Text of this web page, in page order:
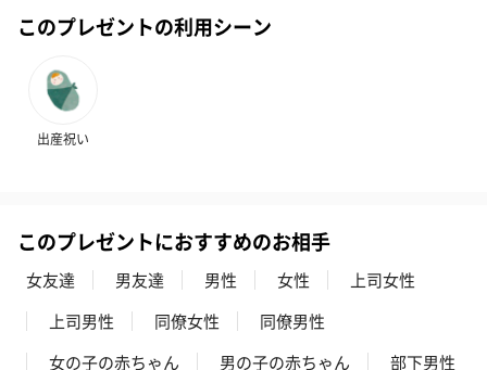
このプレゼントの利用シーン
出産祝い
このプレゼントにおすすめのお相手
女友達 男友達 男性 女性
上司女性
上司男性
同僚女性
同僚男性
女の子の赤ちゃん
男の子の赤ちゃん
部下男性